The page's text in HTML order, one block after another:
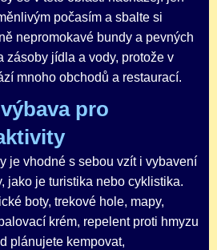
počasím a sbalte si
nepromokavé bundy a pevných
zásoby jídla a vody, protože v
mnoho obchodů a restaurací.
pro
je vhodné s sebou vzít i vybavení
jako je turistika nebo cyklistika.
boty, trekové hole, mapy,
krém, repelent proti hmyzu
plánujete kempovat,